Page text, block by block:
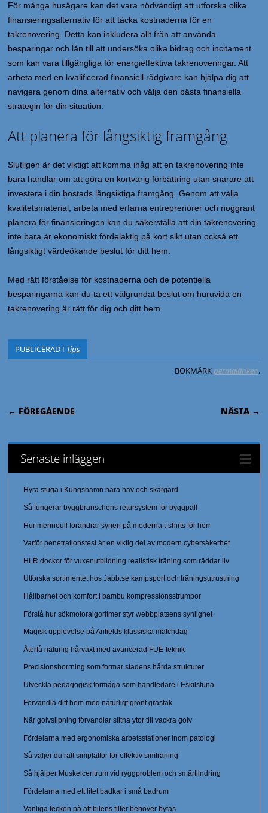
För många husägare kan det vara nödvändigt att utforska olika
finansieringsalternativ för att täcka kostnaderna för en
takrenovering. Detta kan inkludera allt från att använda
besparingar och lån till att undersöka olika bidrag och incitament
som kan vara tillgängliga för energieffektiva takrenoveringar. Att
arbeta med en kvalificerad finansiell rådgivare kan hjälpa dig att
navigera genom dina alternativ och välja den bästa finansiella
strategin för din situation.
Att planera för långsiktig framgång
Slutligen är det viktigt att komma ihåg att en takrenovering inte
bara handlar om att göra en kortvarig förbättring utan snarare att
investera i din bostads långsiktiga framgång. Genom att välja
kvalitetsmaterial, arbeta med erfarna entreprenörer och noggrant
planera för finansieringen kan du säkerställa att din takrenovering
inte bara är ekonomiskt fördelaktig på kort sikt utan också ett
långsiktigt värdeökande beslut för ditt hem.
Med rätt förståelse för kostnaderna och de potentiella
besparingarna kan du ta ett välgrundat beslut om huruvida en
takrenovering är rätt för dig och ditt hem.
PUBLICERAD I Tips
BOKMÄRKpermalänken.
INLÄGGSNAVIGERING
← FÖREGÅENDE NÄSTA →
Senaste inläggen
Hyra stuga i Kungshamn nära hav och skärgård
Så fungerar byggbranschens retursystem för byggpall
Hur merinoull förändrar synen på moderna t-shirts för herr
Varför penetrationstest är en viktig del av modern cybersäkerhet
HLR dockor för vuxenutbildning realistisk träning som räddar liv
Utforska sortimentet hos Jabb.se kampsport och träningsutrustning
Hållbarhet och komfort i bambu kompressionsstrumpor
Förstå hur sökmotoralgoritmer styr webbplatsens synlighet
Magisk upplevelse på Anfields klassiska matchdag
Återfå naturlig hårväxt med avancerad FUE-teknik
Precisionsborrning som formar stadens hårda strukturer
Utveckla pedagogisk förmåga som handledare i Eskilstuna
Förvandla ditt hem med naturligt grönt grästak
När golvslipning förvandlar slitna ytor till vackra golv
Fördelarna med ergonomiska arbetsstationer inom patologi
Så väljer du rätt simplattor för effektiv simträning
Så hjälper Muskelcentrum vid ryggproblem och smärtlindring
Fördelarna med ett litet badkar i små badrum
Vanliga tecken på att bilens filter behöver bytas